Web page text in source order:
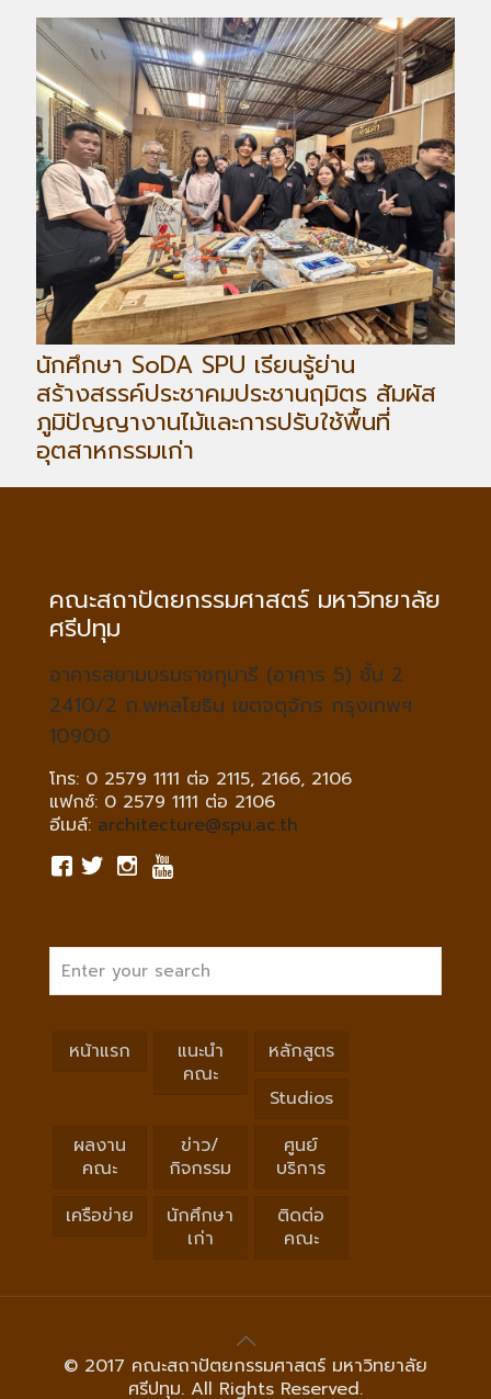
นักศึกษา SoDA SPU เรียนรู้ย่าน
สร้างสรรค์ประชาคมประชานฤมิตร สัมผัส
ภูมิปัญญางานไม้และการปรับใช้พื้นที่
อุตสาหกรรมเก่า
คณะสถาปัตยกรรมศาสตร์ มหาวิทยาลัย
ศรีปทุม
อาคารสยามบรมราชกุมารี (อาคาร 5) ชั้น 2
2410/2 ถ.พหลโยธิน เขตจตุจักร กรุงเทพฯ
10900
โทร: 0 2579 1111 ต่อ 2115, 2166, 2106
แฟกซ์: 0 2579 1111 ต่อ 2106
อีเมล์: architecture@spu.ac.th
หน้าแรก
แนะนำ
คณะ
หลักสูตร
Studios
ผลงาน
คณะ
ข่าว/
กิจกรรม
ศูนย์
บริการ
เครือข่าย
นักศึกษา
เก่า
ติดต่อ
คณะ
© 2017 คณะสถาปัตยกรรมศาสตร์ มหาวิทยาลัย
ศรีปทุม. All Rights Reserved.